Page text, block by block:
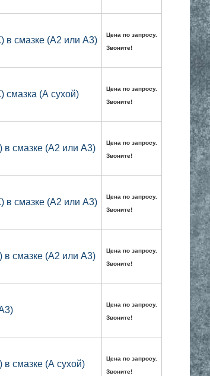
в смазке (А2 или А3)
Цена по запросу.
Звоните!
смазка (А сухой)
Цена по запросу.
Звоните!
в смазке (А2 или А3)
Цена по запросу.
Звоните!
в смазке (А2 или А3)
Цена по запросу.
Звоните!
в смазке (А2 или А3)
Цена по запросу.
Звоните!
Цена по запросу.
Звоните!
смазке (А сухой)
Цена по запросу.
Звоните!